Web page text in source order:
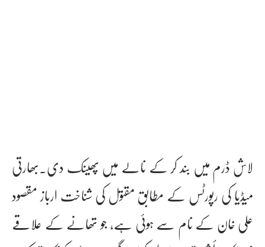
لاش ڈرم میں بند کر کے نالے میں پھینک دی۔بھارتی
میڈیا کی رپورٹس کے مطابق مقتول کی شناخت ارباز مقصود
علی خان کے نام سے ہوئی ہے، جو تھانے کے علاقے